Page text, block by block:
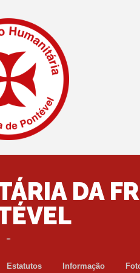
DA
…
Saltar
Estatutos Informação